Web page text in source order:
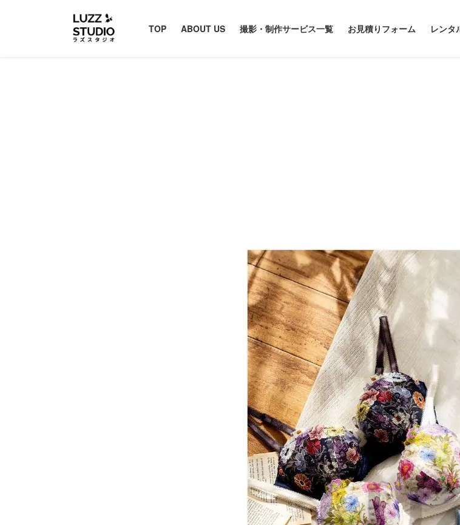
TOP ABOUT US 撮影・制作サービス一覧 お見積りフォーム レンタ